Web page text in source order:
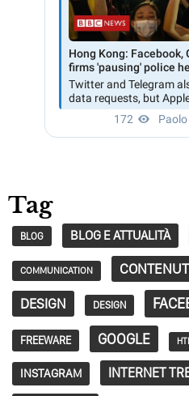
Tag
BLOG BLOG E ATTUALITÀ
COMMUNICATION
DESIGN DESIGN
FREEWARE GOOGLE
INSTAGRAM INTERNET